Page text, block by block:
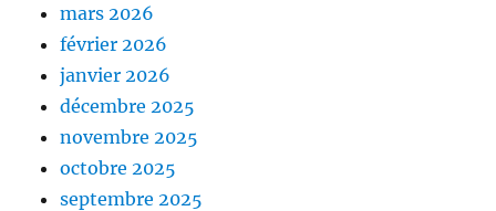
mars 2026
février 2026
janvier 2026
décembre 2025
novembre 2025
octobre 2025
septembre 2025